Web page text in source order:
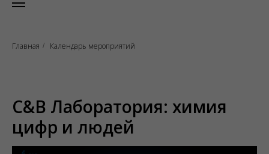
Главная / Календарь мероприятий
C&B Лаборатория: химия
цифр и людей